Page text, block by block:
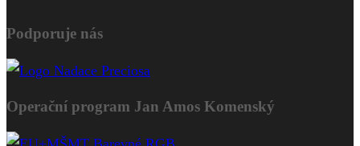
Podporuje nás
Operační program Jan Amos Komenský